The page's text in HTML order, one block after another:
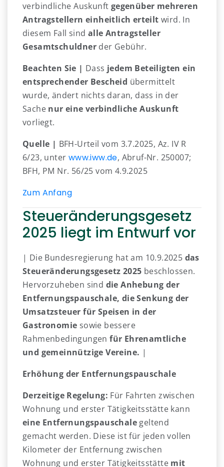
verbindliche Auskunft gegenüber mehreren
Antragstellern einheitlich erteilt wird. In
diesem Fall sind alle Antragsteller
Gesamtschuldner der Gebühr.
Beachten Sie | Dass jedem Beteiligten ein
entsprechender Bescheid übermittelt
wurde, ändert nichts daran, dass in der
Sache nur eine verbindliche Auskunft
vorliegt.
Quelle | BFH-Urteil vom 3.7.2025, Az. IV R
6/23, unter www.iww.de, Abruf-Nr. 250007;
BFH, PM Nr. 56/25 vom 4.9.2025
Zum Anfang
Steueränderungsgesetz
2025 liegt im Entwurf vor
| Die Bundesregierung hat am 10.9.2025 das
Steueränderungsgesetz 2025 beschlossen.
Hervorzuheben sind die Anhebung der
Entfernungspauschale, die Senkung der
Umsatzsteuer für Speisen in der
Gastronomie sowie bessere
Rahmenbedingungenfür Ehrenamtliche
und gemeinnützige Vereine. |
Erhöhung der Entfernungspauschale
Derzeitige Regelung: Für Fahrten zwischen
Wohnung und erster Tätigkeitsstätte kann
eine Entfernungspauschale geltend
gemacht werden. Diese ist für jeden vollen
Kilometer der Entfernung zwischen
Wohnung und erster Tätigkeitsstätte mit